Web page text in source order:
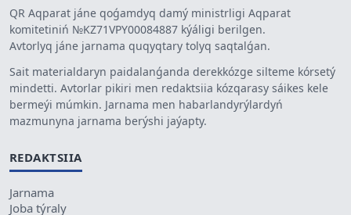
QR Aqparat jáne qoǵamdyq damý ministrligi Aqparat
komitetiniń №KZ71VPY00084887 kýáligi berilgen.
Avtorlyq jáne jarnama quqyqtary tolyq saqtalǵan.
Sait materialdaryn paidalanǵanda derekkózge silteme kórsetý
mindetti. Avtorlar pikiri men redaktsiia kózqarasy sáikes kele
bermeýi múmkin. Jarnama men habarlandyrýlardyń
mazmunyna jarnama berýshi jaýapty.
REDAKTSIIA
Jarnama
Joba týraly